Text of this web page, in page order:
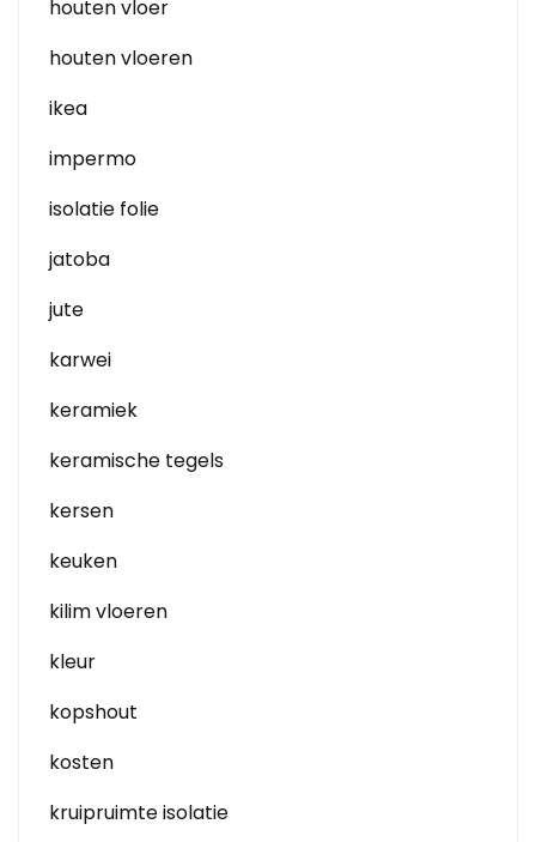
houten vloer
houten vloeren
ikea
impermo
isolatie folie
jatoba
jute
karwei
keramiek
keramische tegels
kersen
keuken
kilim vloeren
kleur
kopshout
kosten
kruipruimte isolatie